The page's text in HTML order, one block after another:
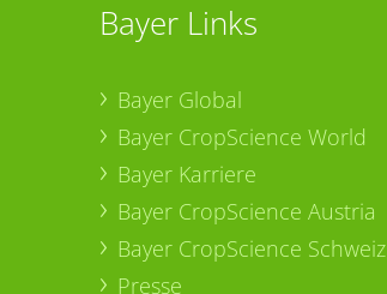
Bayer Links
Bayer Global
Bayer CropScience World
Bayer Karriere
Bayer CropScience Austria
Bayer CropScience Schweiz
Presse